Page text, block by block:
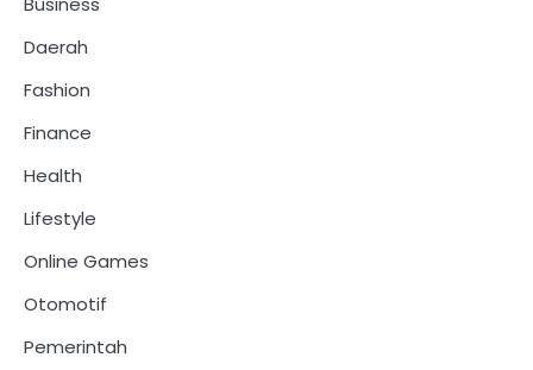
Daerah
Fashion
Finance
Health
Lifestyle
Online Games
Otomotif
Pemerintah